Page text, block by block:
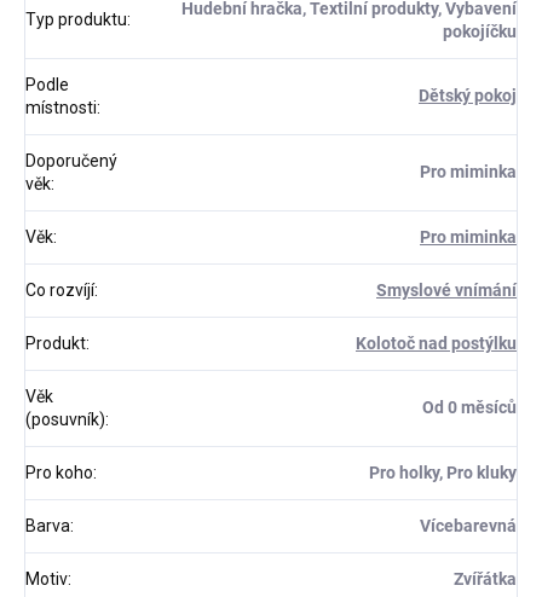
Typ produktu:
Hudební hračka, Textilní produkty, Vybavení
pokojíčku
Podle
místnosti:
Dětský pokoj
Doporučený
věk:
Pro miminka
Věk: Pro miminka
Co rozvíjí: Smyslové vnímání
Produkt: Kolotoč nad postýlku
Věk
(posuvník):
Od 0 měsíců
Pro koho: Pro holky, Pro kluky
Barva: Vícebarevná
Motiv: Zvířátka